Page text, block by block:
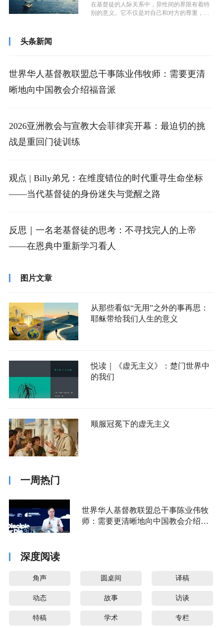
在基督徒的人际关系中，异性间的界限有着特
别的意义。它不仅是对自己和对方的尊重，更
头条新闻
世界华人基督教联盟总干事陈业伟牧师：需要更清
晰地向中国教会介绍福音派
2026亚洲教会与宣教大会菲律宾开幕：最迫切的挑
战是重回门徒训练
观点 | Billy弟兄：在维度错位的时代重寻生命坐标
——当代基督徒的身份迷失与觉醒之路
反思｜一名老基督徒的思考：不寻找完人的上帝
——在恩典中重新学习看人
图片文章
从那些看似“无用”之外的事再思：
耶稣带给我们人生的意义
悦读｜《虚无主义》：楚门世界中
的我们
顺服冠冕下的虚无主义
一周热门
世界华人基督教联盟总干事陈业伟牧
师：需要更清晰地向中国教会介绍福
深度阅读
角声 圆桌间 译稿
动态 故事 访谈
特稿 学术 专栏